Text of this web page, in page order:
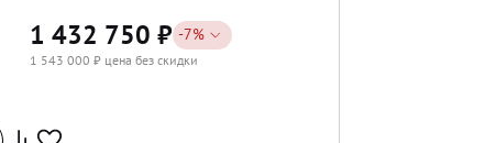
1 432 750 ₽ -7%
1 543 000 ₽ цена без скидки